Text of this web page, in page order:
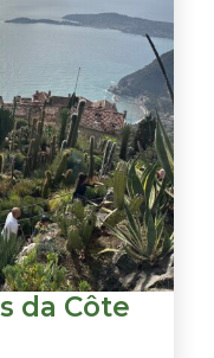
da Côte